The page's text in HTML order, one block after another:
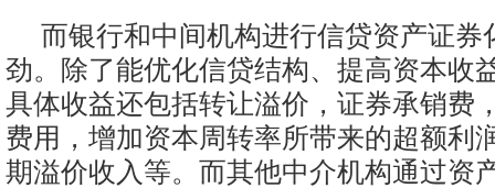
而银行和中间机构进行信贷资产证券
劲。除了能优化信贷结构、提高资本收
具体收益还包括转让溢价，证券承销费
费用，增加资本周转率所带来的超额利
期溢价收入等。而其他中介机构通过资